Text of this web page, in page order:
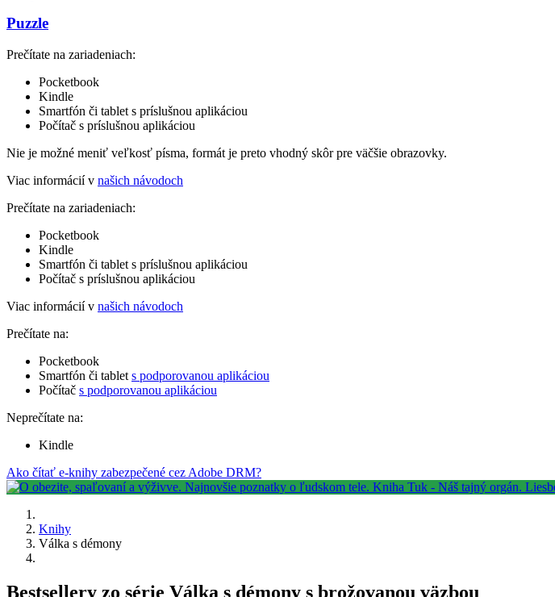
Puzzle
Prečítate na zariadeniach:
Pocketbook
Kindle
Smartfón či tablet s príslušnou aplikáciou
Počítač s príslušnou aplikáciou
Nie je možné meniť veľkosť písma, formát je preto vhodný skôr pre väčšie obrazovky.
Viac informácií v našich návodoch
Prečítate na zariadeniach:
Pocketbook
Kindle
Smartfón či tablet s príslušnou aplikáciou
Počítač s príslušnou aplikáciou
Viac informácií v našich návodoch
Prečítate na:
Pocketbook
Smartfón či tablet s podporovanou aplikáciou
Počítač s podporovanou aplikáciou
Neprečítate na:
Kindle
Ako čítať e-knihy zabezpečené cez Adobe DRM?
Knihy
Válka s démony
Bestsellery zo série Válka s démony s brožovanou väzbou